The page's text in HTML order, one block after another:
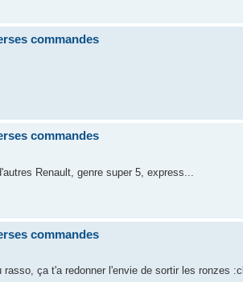
commandes
commandes
Renault, genre super 5, express...
commandes
ça t'a redonner l'envie de sortir les ronzes